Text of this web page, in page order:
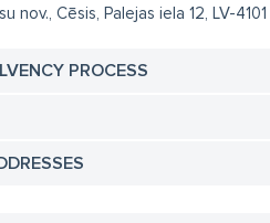
nov., Cēsis, Palejas iela 12, LV-4101
PROCESS